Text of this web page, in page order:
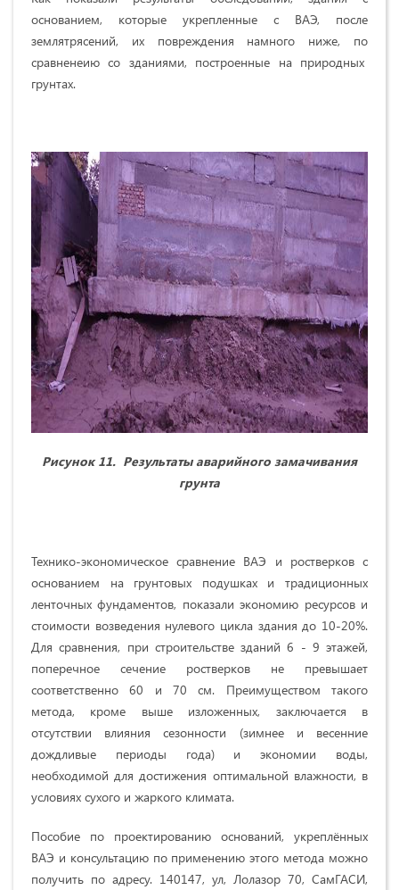
основанием, которые укрепленные с ВАЭ, после
землятрясений, их повреждения намного ниже, по
сравненеию со зданиями, построенные на природных
грунтах.
Рисунок 11. Результаты аварийного замачивания
грунта
Технико-экономическое сравнение ВАЭ и ростверков с
основанием на грунтовых подушках и традиционных
ленточных фундаментов, показали экономию ресурсов и
стоимости возведения нулевого цикла здания до 10-20%.
Для сравнения, при строительстве зданий 6 - 9 этажей,
поперечное сечение ростверков не превышает
соответственно 60 и 70 см. Преимуществом такого
метода, кроме выше изложенных, заключается в
отсутствии влияния сезонности (зимнее и весенние
дождливые периоды года) и экономии воды,
необходимой для достижения оптимальной влажности, в
условиях сухого и жаркого климата.
Пособие по проектированию оснований, укреплённых
ВАЭ и консультацию по применению этого метода можно
получить по адресу. 140147, ул, Лолазор 70, СамГАСИ,